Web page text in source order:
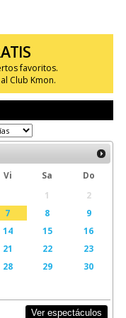
favoritos.
Club Kmon.
Vi Sa
Do
1
2
7 8
9
14 15
16
21 22
23
28 29
30
Ver espectáculos